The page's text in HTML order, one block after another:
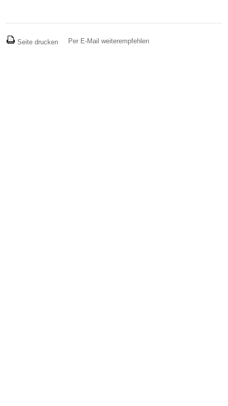
Seite drucken Per E-Mail weiterempfehlen